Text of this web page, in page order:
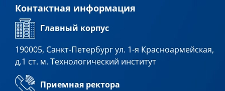
Контактная информация
Главный корпус
190005, Санкт-Петербург ул. 1-я Красноармейская,
д.1 ст. м. Технологический институт
Приемная ректора